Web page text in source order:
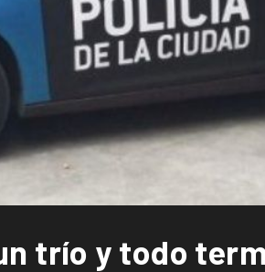
trío y todo